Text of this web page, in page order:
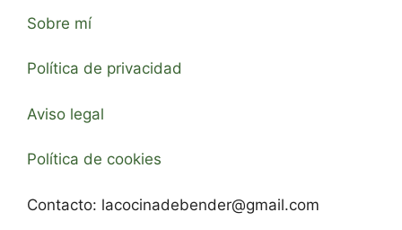
Sobre mí
Política de privacidad
Aviso legal
Política de cookies
Contacto: lacocinadebender@gmail.com